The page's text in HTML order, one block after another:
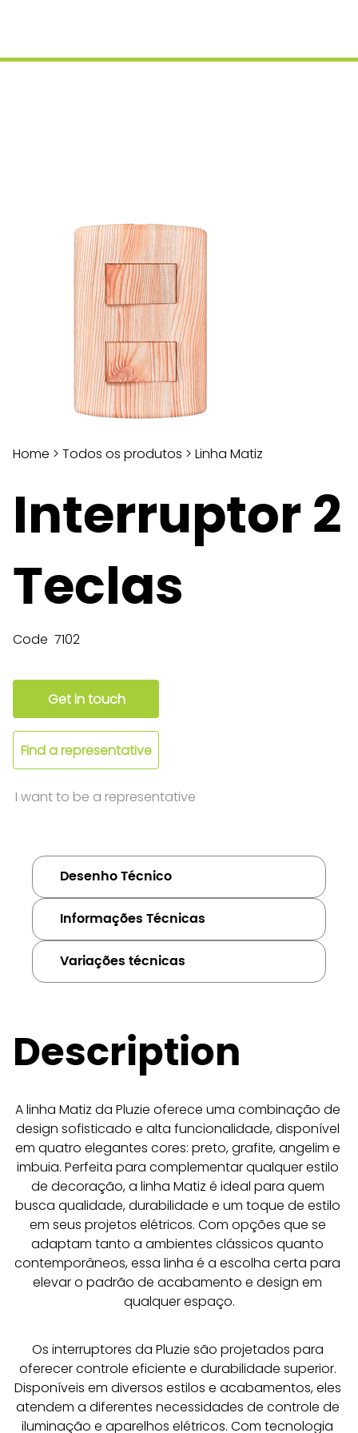
Home > Todos os produtos > Linha Matiz
Interruptor 2
Teclas
Code 7102
Get in touch
Find a representative
I want to be a representative
Desenho Técnico
Informações Técnicas
Variações técnicas
Description
A linha Matiz da Pluzie oferece uma combinação de
design sofisticado e alta funcionalidade, disponível
em quatro elegantes cores: preto, grafite, angelim e
imbuia. Perfeita para complementar qualquer estilo
de decoração, a linha Matiz é ideal para quem
busca qualidade, durabilidade e um toque de estilo
em seus projetos elétricos. Com opções que se
adaptam tanto a ambientes clássicos quanto
contemporâneos, essa linha é a escolha certa para
elevar o padrão de acabamento e design em
qualquer espaço.
Os interruptores da Pluzie são projetados para
oferecer controle eficiente e durabilidade superior.
Disponíveis em diversos estilos e acabamentos, eles
atendem a diferentes necessidades de controle de
iluminação e aparelhos elétricos. Com tecnologia